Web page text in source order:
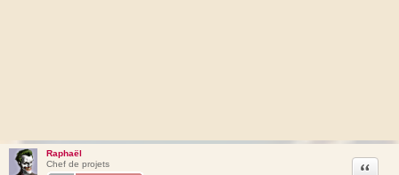
Raphaël
Chef de projets
Citation